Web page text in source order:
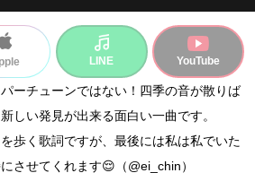
LINE YouTube
ーチューンではない！四季の音が散りば
しい発見が出来る面白い一曲です。
歩く歌詞ですが、最後には私は私でいた
させてくれます😌（@ei_chin）